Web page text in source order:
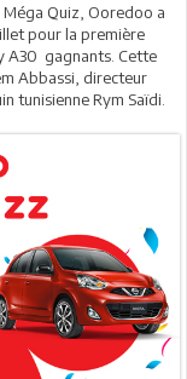
Méga Quiz, Ooredoo a
pour la première
A30 gagnants. Cette
Abbassi, directeur
tunisienne Rym Saïdi.